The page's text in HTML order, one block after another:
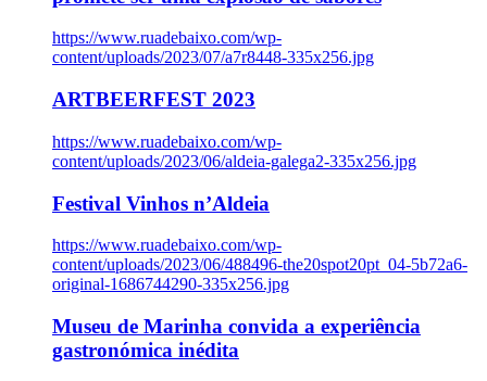
https://www.ruadebaixo.com/wp-
content/uploads/2023/07/a7r8448-335x256.jpg
ARTBEERFEST 2023
https://www.ruadebaixo.com/wp-
content/uploads/2023/06/aldeia-galega2-335x256.jpg
Festival Vinhos n’Aldeia
https://www.ruadebaixo.com/wp-
content/uploads/2023/06/488496-the20spot20pt_04-5b72a6-
original-1686744290-335x256.jpg
Museu de Marinha convida a experiência
gastronómica inédita